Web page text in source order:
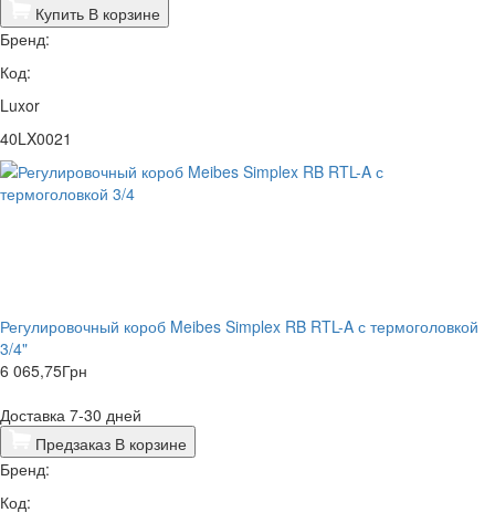
Купить В корзине
Бренд:
Код:
Luxor
40LX0021
​Регулировочный короб Meibes Simplex RB RTL-A с термоголовкой
3/4"
6 065,75Грн
Доставка 7-30 дней
Предзаказ В корзине
Бренд:
Код: